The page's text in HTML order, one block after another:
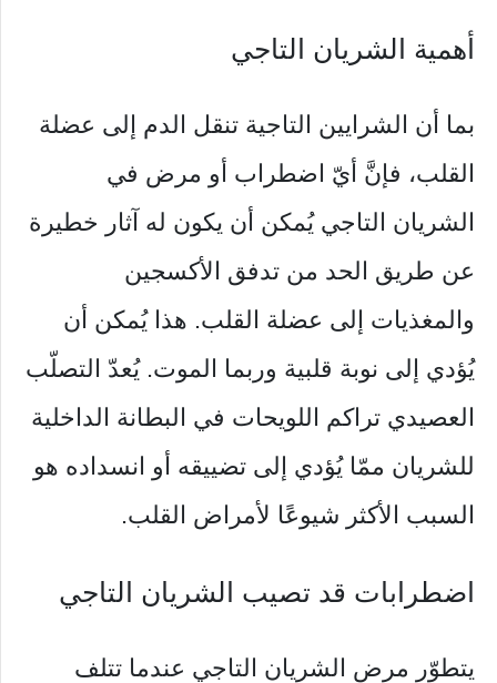
أهمية الشريان التاجي
بما أن الشرايين التاجية تنقل الدم إلى عضلة
القلب، فإنَّ أيّ اضطراب أو مرض في
الشريان التاجي يُمكن أن يكون له آثار خطيرة
عن طريق الحد من تدفق الأكسجين
والمغذيات إلى عضلة القلب. هذا يُمكن أن
يُؤدي إلى نوبة قلبية وربما الموت. يُعدّ التصلّب
العصيدي تراكم اللويحات في البطانة الداخلية
للشريان ممّا يُؤدي إلى تضييقه أو انسداده هو
السبب الأكثر شيوعًا لأمراض القلب.
اضطرابات قد تصيب الشريان التاجي
يتطوّر مرض الشريان التاجي عندما تتلف